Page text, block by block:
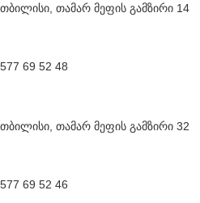
თბილისი, თამარ მეფის გამზირი 14
577 69 52 48
თბილისი, თამარ მეფის გამზირი 32
577 69 52 46